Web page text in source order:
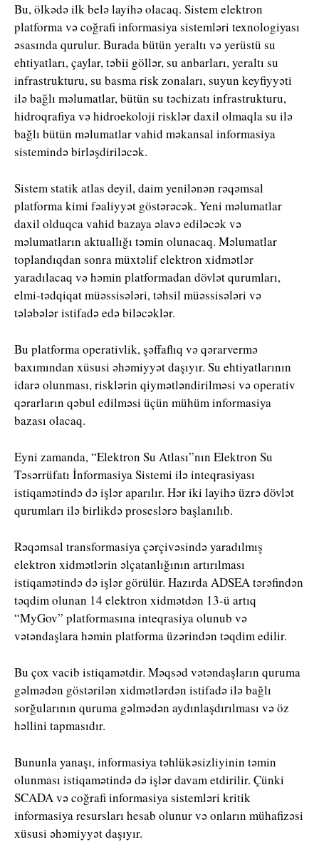
Bu, ölkədə ilk belə layihə olacaq. Sistem elektron
platforma və coğrafi informasiya sistemləri texnologiyası
əsasında qurulur. Burada bütün yeraltı və yerüstü su
ehtiyatları, çaylar, təbii göllər, su anbarları, yeraltı su
infrastrukturu, su basma risk zonaları, suyun keyfiyyəti
ilə bağlı məlumatlar, bütün su təchizatı infrastrukturu,
hidroqrafiya və hidroekoloji risklər daxil olmaqla su ilə
bağlı bütün məlumatlar vahid məkansal informasiya
sistemində birləşdiriləcək.
Sistem statik atlas deyil, daim yenilənən rəqəmsal
platforma kimi fəaliyyət göstərəcək. Yeni məlumatlar
daxil olduqca vahid bazaya əlavə ediləcək və
məlumatların aktuallığı təmin olunacaq. Məlumatlar
toplandıqdan sonra müxtəlif elektron xidmətlər
yaradılacaq və həmin platformadan dövlət qurumları,
elmi-tədqiqat müəssisələri, təhsil müəssisələri və
tələbələr istifadə edə biləcəklər.
Bu platforma operativlik, şəffaflıq və qərarvermə
baxımından xüsusi əhəmiyyət daşıyır. Su ehtiyatlarının
idarə olunması, risklərin qiymətləndirilməsi və operativ
qərarların qəbul edilməsi üçün mühüm informasiya
bazası olacaq.
Eyni zamanda, “Elektron Su Atlası”nın Elektron Su
Təsərrüfatı İnformasiya Sistemi ilə inteqrasiyası
istiqamətində də işlər aparılır. Hər iki layihə üzrə dövlət
qurumları ilə birlikdə proseslərə başlanılıb.
Rəqəmsal transformasiya çərçivəsində yaradılmış
elektron xidmətlərin əlçatanlığının artırılması
istiqamətində də işlər görülür. Hazırda ADSEA tərəfindən
təqdim olunan 14 elektron xidmətdən 13-ü artıq
“MyGov” platformasına inteqrasiya olunub və
vətəndaşlara həmin platforma üzərindən təqdim edilir.
Bu çox vacib istiqamətdir. Məqsəd vətəndaşların quruma
gəlmədən göstərilən xidmətlərdən istifadə ilə bağlı
sorğularının quruma gəlmədən aydınlaşdırılması və öz
həllini tapmasıdır.
Bununla yanaşı, informasiya təhlükəsizliyinin təmin
olunması istiqamətində də işlər davam etdirilir. Çünki
SCADA və coğrafi informasiya sistemləri kritik
informasiya resursları hesab olunur və onların mühafizəsi
xüsusi əhəmiyyət daşıyır.